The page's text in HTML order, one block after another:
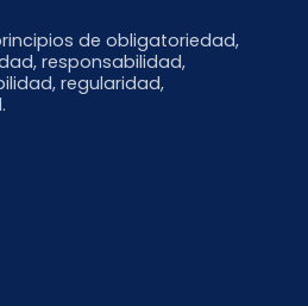
de obligatoriedad,
responsabilidad,
regularidad,